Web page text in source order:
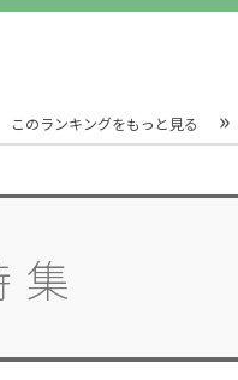
このランキングをもっと見る
集